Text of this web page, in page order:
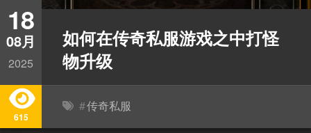
18
08月
2025
615
如何在传奇私服游戏之中打怪
物升级
#传奇私服